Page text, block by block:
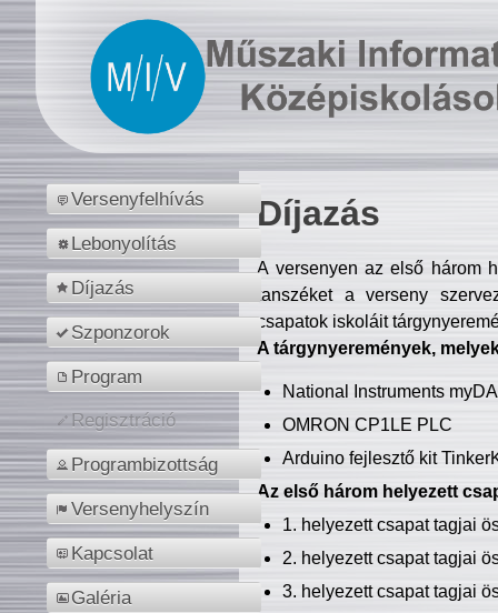
Versenyfelhívás
Lebonyolítás
Díjazás
Szponzorok
Program
Regisztráció
Programbizottság
Versenyhelyszín
Kapcsolat
Galéria
Díjazás
A versenyen az első három
tanszéket a verseny
csapatok iskoláit
A tárgynyeremények,
National Instruments
OMRON CP1LE PLC
Arduino fejlesztő kit
Az első három helyezett
1. helyezett csapat tagjai
2. helyezett csapat tagjai
3. helyezett csapat tagjai